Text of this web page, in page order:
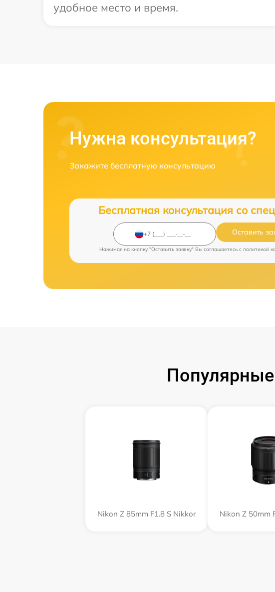
удобное место и время.
Нужна консультация?
Закажите бесплатную консультацию
Бесплатная консультация со
Оставить
Нажимая на кнопку "Оставить заявку" Вы соглашаетесь c политикой
Nikon Z 85mm F1.8 S Nikkor Nikon Z 50mm